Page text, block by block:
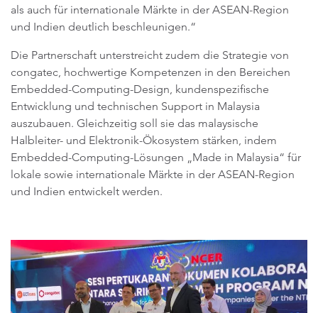
als auch für internationale Märkte in der ASEAN-Region
und Indien deutlich beschleunigen.“
Die Partnerschaft unterstreicht zudem die Strategie von
congatec, hochwertige Kompetenzen in den Bereichen
Embedded-Computing-Design, kundenspezifische
Entwicklung und technischen Support in Malaysia
auszubauen. Gleichzeitig soll sie das malaysische
Halbleiter- und Elektronik-Ökosystem stärken, indem
Embedded-Computing-Lösungen „Made in Malaysia“ für
lokale sowie internationale Märkte in der ASEAN-Region
und Indien entwickelt werden.